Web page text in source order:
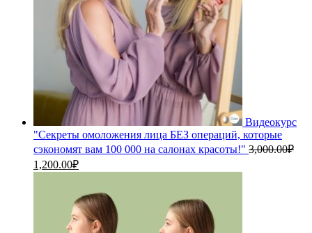
Видеокурс
"Секреты омоложения лица БЕЗ операций, которые
сэкономят вам 100 000 на салонах красоты!" 3,000.00₽
Первоначальная
цена
3,000.00₽.
1,200.00₽Текущая
цена: